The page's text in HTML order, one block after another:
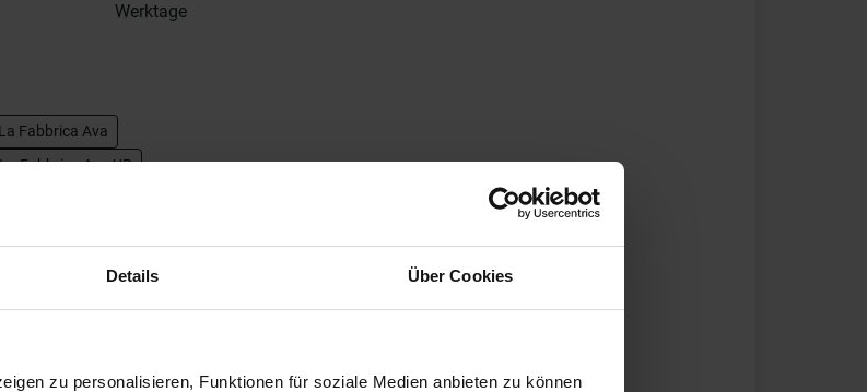
Details Über Cookies
zu personalisieren, Funktionen für soziale Medien anbieten zu können
Werktage
La Fabbrica Ava
Fabbrica Ava UP